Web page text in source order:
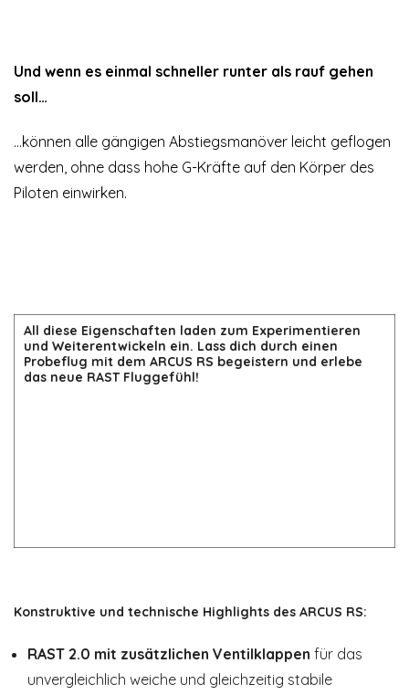
Und wenn es einmal schneller runter als rauf gehen
soll…
…können alle gängigen Abstiegsmanöver leicht geflogen
werden, ohne dass hohe G-Kräfte auf den Körper des
Piloten einwirken.
All diese Eigenschaften laden zum Experimentieren
und Weiterentwickeln ein. Lass dich durch einen
Probeflug mit dem ARCUS RS begeistern und erlebe
das neue RAST Fluggefühl!
Konstruktive und technische Highlights des ARCUS RS:
RAST 2.0 mit zusätzlichen Ventilklappenfür das
unvergleichlich weiche und gleichzeitig stabile